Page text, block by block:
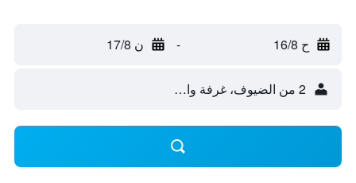
ح 16/8 - ن 17/8
2 من الضيوف، غرفة واحدة